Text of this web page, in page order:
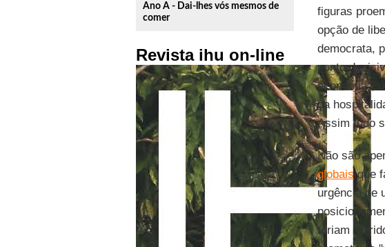
Ano A - Dai-lhes vós mesmos de
comer
Revista ihu on-line
figuras
opção de
democrata,
ponto
economia",
da
Assim tudo
Não são
globaisque
urgência de
teriam